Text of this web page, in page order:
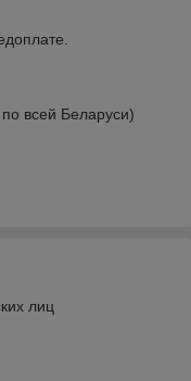
всей Беларуси)
лиц